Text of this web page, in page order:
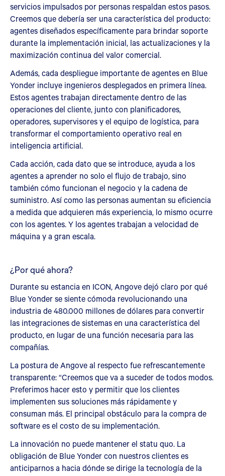
servicios impulsados por personas respaldan estos pasos.
Creemos que debería ser una característica del producto:
agentes diseñados específicamente para brindar soporte
durante la implementación inicial, las actualizaciones y la
maximización continua del valor comercial.
Además, cada despliegue importante de agentes en Blue
Yonder incluye ingenieros desplegados en primera línea.
Estos agentes trabajan directamente dentro de las
operaciones del cliente, junto con planificadores,
operadores, supervisores y el equipo de logística, para
transformar el comportamiento operativo real en
inteligencia artificial.
Cada acción, cada dato que se introduce, ayuda a los
agentes a aprender no solo el flujo de trabajo, sino
también cómo funcionan el negocio y la cadena de
suministro. Así como las personas aumentan su eficiencia
a medida que adquieren más experiencia, lo mismo ocurre
con los agentes. Y los agentes trabajan a velocidad de
máquina y a gran escala.
¿Por qué ahora?
Durante su estancia en ICON, Angove dejó claro por qué
Blue Yonder se siente cómoda revolucionando una
industria de 480.000 millones de dólares para convertir
las integraciones de sistemas en una característica del
producto, en lugar de una función necesaria para las
compañías.
La postura de Angove al respecto fue refrescantemente
transparente: “Creemos que va a suceder de todos modos.
Preferimos hacer esto y permitir que los clientes
implementen sus soluciones más rápidamente y
consuman más. El principal obstáculo para la compra de
software es el costo de su implementación.
La innovación no puede mantener el statu quo. La
obligación de Blue Yonder con nuestros clientes es
anticiparnos a hacia dónde se dirige la tecnología de la